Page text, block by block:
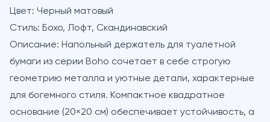
Цвет: Черный матовый
Стиль: Бохо, Лофт, Скандинавский
Описание: Напольный держатель для туалетной
бумаги из серии Boho сочетает в себе строгую
геометрию металла и уютные детали, характерные
для богемного стиля. Компактное квадратное
основание (20×20 см) обеспечивает устойчивость, а